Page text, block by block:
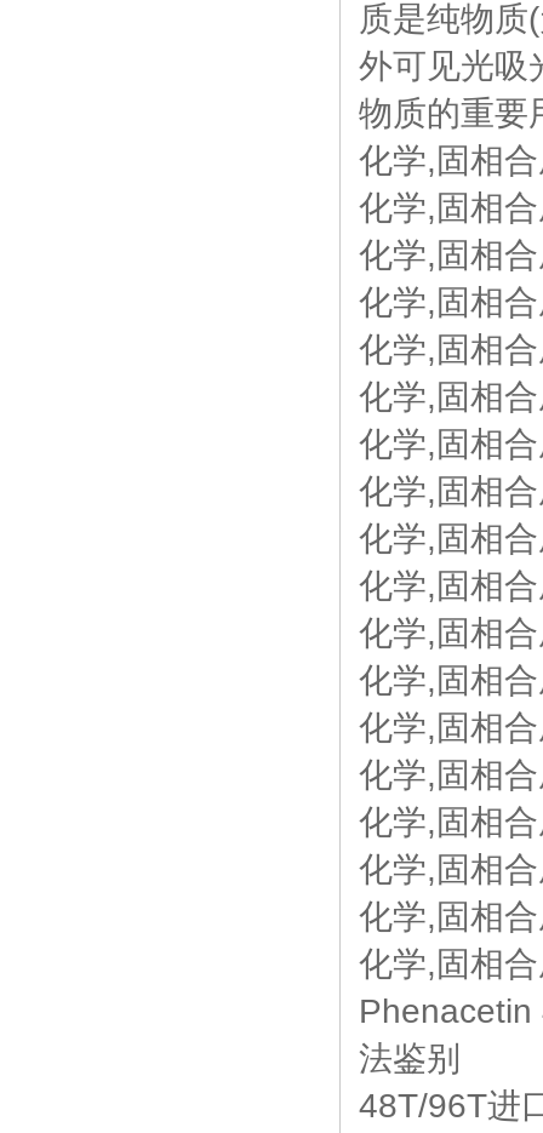
质是纯物质
外可见光吸
物质的重要
化学,固相
化学,固相
化学,固相
化学,固相
化学,固相
化学,固相
化学,固相
化学,固相
化学,固相
化学,固相
化学,固相
化学,固相
化学,固相
化学,固相
化学,固相
化学,固相
化学,固相
化学,固相
法鉴别
48T/96T进